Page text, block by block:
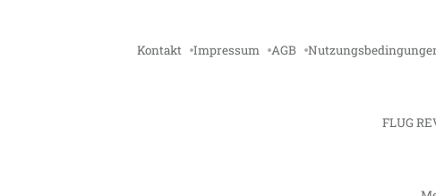
Kontakt Impressum AGB
FLUG